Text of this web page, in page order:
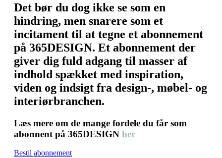
Det bør du dog ikke se som en
hindring, men snarere som et
incitament til at tegne et abonnement
på 365DESIGN. Et abonnement der
giver dig fuld adgang til masser af
indhold spækket med inspiration,
viden og indsigt fra design-, møbel- og
interiørbranchen.
Læs mere om de mange fordele du får som
abonnent på 365DESIGN her
Bestil abonnement